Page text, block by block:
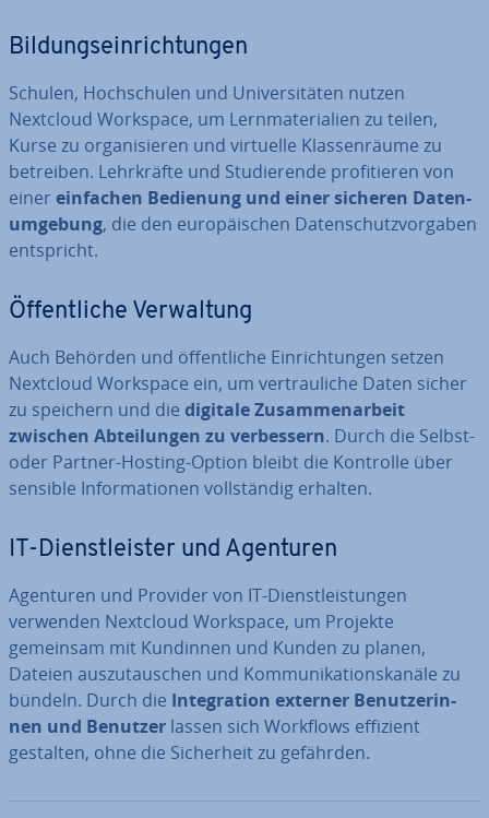
Bil­dungs­ein­rich­tun­gen
Schulen, Hoch­schu­len und Uni­ver­si­tä­ten nutzen
Nextcloud Workspace, um Lern­ma­te­ria­li­en zu teilen,
Kurse zu or­ga­ni­sie­ren und virtuelle Klas­sen­räu­me zu
betreiben. Lehr­kräf­te und Stu­die­ren­de pro­fi­tie­ren von
einer einfachen Bedienung und einer sicheren Da­ten­
um­ge­bung, die den eu­ro­päi­schen Da­ten­schutz­vor­ga­ben
ent­spricht.
Öf­fent­li­che Ver­wal­tung
Auch Behörden und öf­fent­li­che Ein­rich­tun­gen setzen
Nextcloud Workspace ein, um ver­trau­li­che Daten sicher
zu speichern und die digitale Zu­sam­men­ar­beit
zwischen Ab­tei­lun­gen zu ver­bes­sern. Durch die Selbst-
oder Partner-Hosting-Option bleibt die Kontrolle über
sensible In­for­ma­tio­nen voll­stän­dig erhalten.
IT-Dienst­leis­ter und Agenturen
Agenturen und Provider von IT-Dienst­leis­tun­gen
verwenden Nextcloud Workspace, um Projekte
gemeinsam mit Kundinnen und Kunden zu planen,
Dateien aus­zu­tau­schen und Kom­mu­ni­ka­ti­ons­ka­nä­le zu
bündeln. Durch die In­te­gra­ti­on externer Be­nut­ze­rin­
nen und Benutzer lassen sich Workflows effizient
gestalten, ohne die Si­cher­heit zu gefährden.